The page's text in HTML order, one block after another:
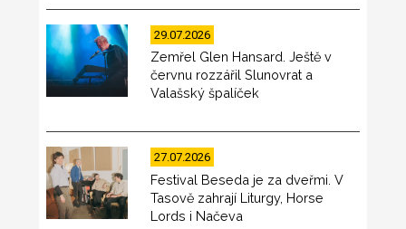
29.07.2026
Zemřel Glen Hansard. Ještě v
červnu rozzářil Slunovrat a
Valašský špalíček
27.07.2026
Festival Beseda je za dveřmi. V
Tasově zahrají Liturgy, Horse
Lords i Načeva